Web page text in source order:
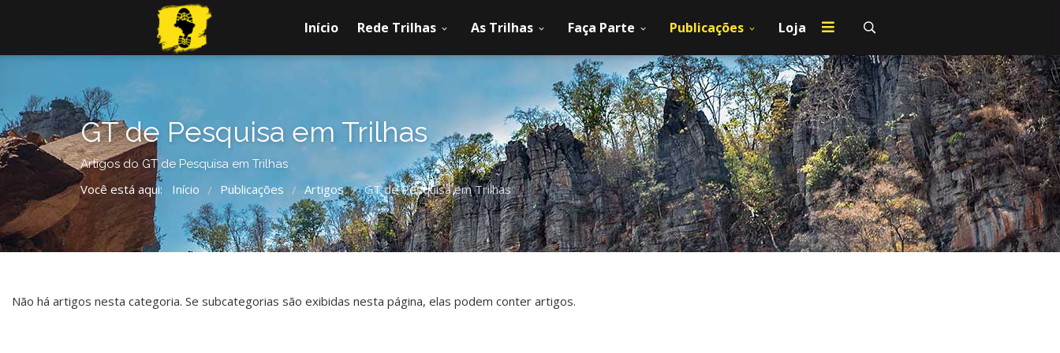
Início Rede Trilhas As Trilhas Faça Parte Publicações Loja
GT de Pesquisa em Trilhas
Artigos do GT de Pesquisa em Trilhas
Você está aqui: Início / Publicações / Artigos / GT de Pesquisa em Trilhas
Não há artigos nesta categoria. Se subcategorias são exibidas nesta página, elas podem conter artigos.